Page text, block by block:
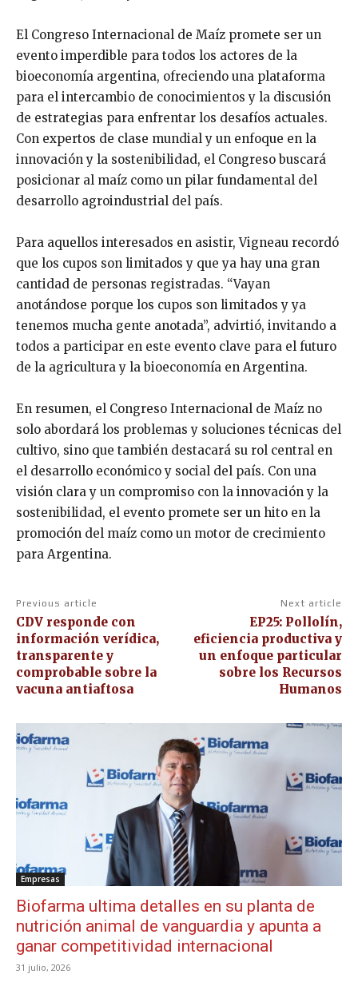
El Congreso Internacional de Maíz promete ser un
evento imperdible para todos los actores de la
bioeconomía argentina, ofreciendo una plataforma
para el intercambio de conocimientos y la discusión
de estrategias para enfrentar los desafíos actuales.
Con expertos de clase mundial y un enfoque en la
innovación y la sostenibilidad, el Congreso buscará
posicionar al maíz como un pilar fundamental del
desarrollo agroindustrial del país.
Para aquellos interesados en asistir, Vigneau recordó
que los cupos son limitados y que ya hay una gran
cantidad de personas registradas. “Vayan
anotándose porque los cupos son limitados y ya
tenemos mucha gente anotada”, advirtió, invitando a
todos a participar en este evento clave para el futuro
de la agricultura y la bioeconomía en Argentina.
En resumen, el Congreso Internacional de Maíz no
solo abordará los problemas y soluciones técnicas del
cultivo, sino que también destacará su rol central en
el desarrollo económico y social del país. Con una
visión clara y un compromiso con la innovación y la
sostenibilidad, el evento promete ser un hito en la
promoción del maíz como un motor de crecimiento
para Argentina.
Previous article
CDV responde con
información verídica,
transparente y
comprobable sobre la
vacuna antiaftosa
Next article
EP25: Pollolín,
eficiencia productiva y
un enfoque particular
sobre los Recursos
Humanos
Empresas
Biofarma ultima detalles en su planta de
nutrición animal de vanguardia y apunta a
ganar competitividad internacional
31 julio, 2026